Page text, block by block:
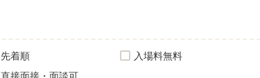
先着順
入場料無料